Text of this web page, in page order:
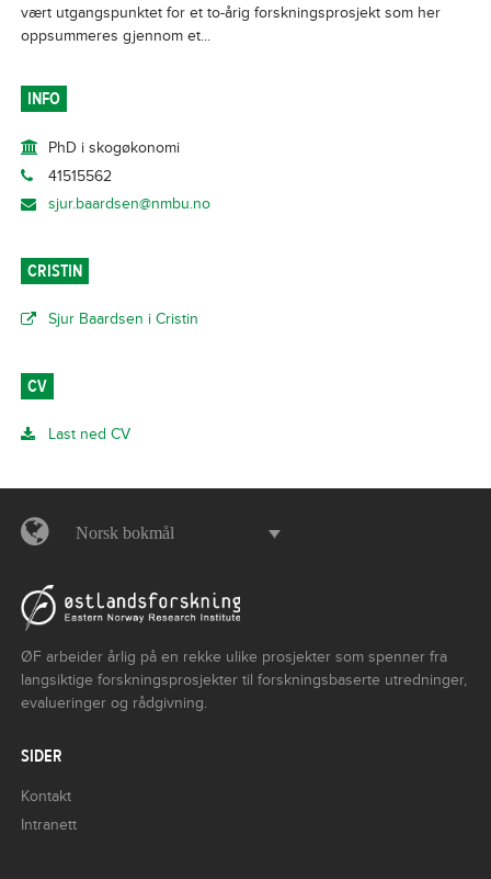
vært utgangspunktet for et to-årig forskningsprosjekt som her
oppsummeres gjennom et...
INFO
PhD i skogøkonomi
41515562
sjur.baardsen@nmbu.no
CRISTIN
Sjur Baardsen i Cristin
CV
Last ned CV
Norsk bokmål
ØF arbeider årlig på en rekke ulike prosjekter som spenner fra
langsiktige forskningsprosjekter til forskningsbaserte utredninger,
evalueringer og rådgivning.
SIDER
Kontakt
Intranett